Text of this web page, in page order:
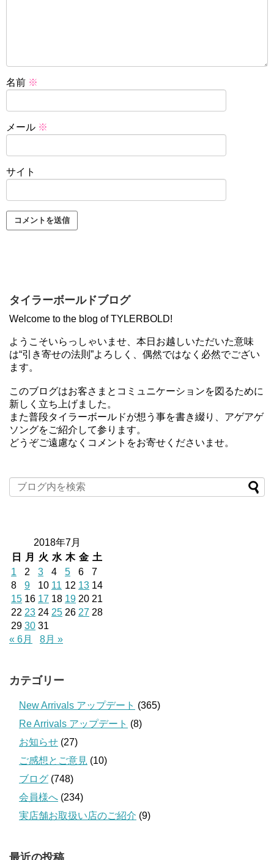
名前 ※
メール ※
サイト
タイラーボールドブログ
Welcome to the blog of TYLERBOLD!
ようこそいらっしゃいませ、本日お越しいただいた意味
は“引き寄せの法則”よろしく、偶然ではなく必然でござい
ます。
このブログはお客さまとコミュニケーションを図るために
新しく立ち上げました。
また普段タイラーボールドが想う事を書き綴り、アゲアゲ
ソングをご紹介して参ります。
どうぞご遠慮なくコメントをお寄せくださいませ。
2018年7月
日
月 火 水 木 金 土
1
2 3 4 5 6
7
8
9 10 11 12 13 14
15 16 17 18 19 20 21
22 23 24 25 26 27 28
29 30 31
« 6月
8月 »
カテゴリー
New Arrivals アップデート (365)
Re Arrivals アップデート (8)
お知らせ (27)
ご感想とご意見 (10)
ブログ (748)
会員様へ (234)
実店舗お取扱い店のご紹介 (9)
最近の投稿